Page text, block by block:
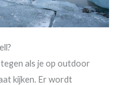
als je op outdoor
kijken. Er wordt